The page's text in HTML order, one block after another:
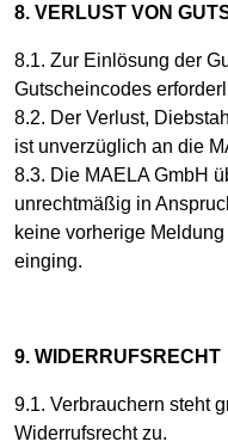
8. VERLUST VON
8.1. Zur Einlösung der
Gutscheincodes
8.2. Der Verlust,
ist unverzüglich an die
8.3. Die MAELA GmbH
unrechtmäßig in
keine vorherige
einging.
9. WIDERRUFSRECHT
9.1. Verbrauchern steht
Widerrufsrecht zu.